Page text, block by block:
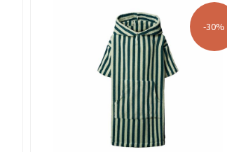
-30%